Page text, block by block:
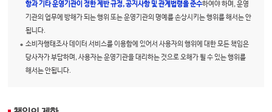
항과 기타 운영기관이 정한 제반 규정, 공지사항 및 관계법령을 준수하여야 하며, 운영
기관의 업무에 방해가 되는 행위 또는 운영기관의 명예를 손상시키는 행위를 해서는 안
됩니다.
소비자행태조사 데이터 서비스를 이용함에 있어서 사용자의 행위에 대한 모든 책임은
당사자가 부담하며, 사용자는 운영기관을 대리하는 것으로 오해가 될 수 있는 행위를
해서는 안됩니다.